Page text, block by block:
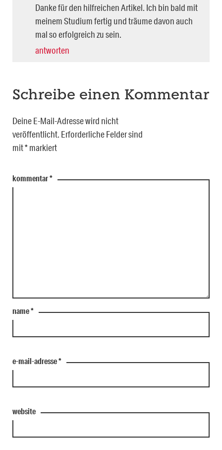
Danke für den hilfreichen Artikel. Ich bin bald mit
meinem Studium fertig und träume davon auch
mal so erfolgreich zu sein.
antworten
Schreibe einen Kommentar
Deine E-Mail-Adresse wird nicht
veröffentlicht. Erforderliche Felder sind
mit*markiert
kommentar*
name*
e-mail-adresse*
website